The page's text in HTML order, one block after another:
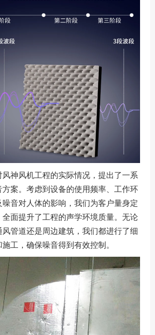
神风机工程的实际情况，提出了一系
案。考虑到设备的使用频率、工作环
音对人体的影响，我们为客户量身定
面提升了工程的声学环境质量。无论
管道还是周边建筑，我们都进行了细
工，确保噪音得到有效控制。